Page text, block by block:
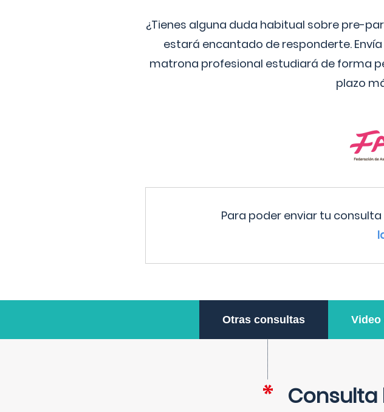
¿Tienes alguna duda habitual sobre pre-
estará encantado de responderte.
matrona profesional estudiará de forma
plazo
Para poder enviar tu consulta
Otras consultas